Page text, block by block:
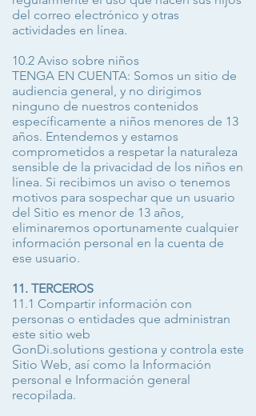
del correo electrónico y otras
actividades en línea.
10.2 Aviso sobre niños
TENGA EN CUENTA: Somos un sitio de
audiencia general, y no dirigimos
ninguno de nuestros contenidos
específicamente a niños menores de 13
años. Entendemos y estamos
comprometidos a respetar la naturaleza
sensible de la privacidad de los niños en
línea. Si recibimos un aviso o tenemos
motivos para sospechar que un usuario
del Sitio es menor de 13 años,
eliminaremos oportunamente cualquier
información personal en la cuenta de
ese usuario.
11. TERCEROS
11.1 Compartir información con
personas o entidades que administran
este sitio web
GonDi.solutions gestiona y controla este
Sitio Web, así como la Información
personal e Información general
recopilada.